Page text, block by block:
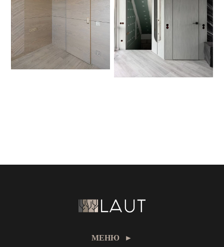
МЕНЮ ►